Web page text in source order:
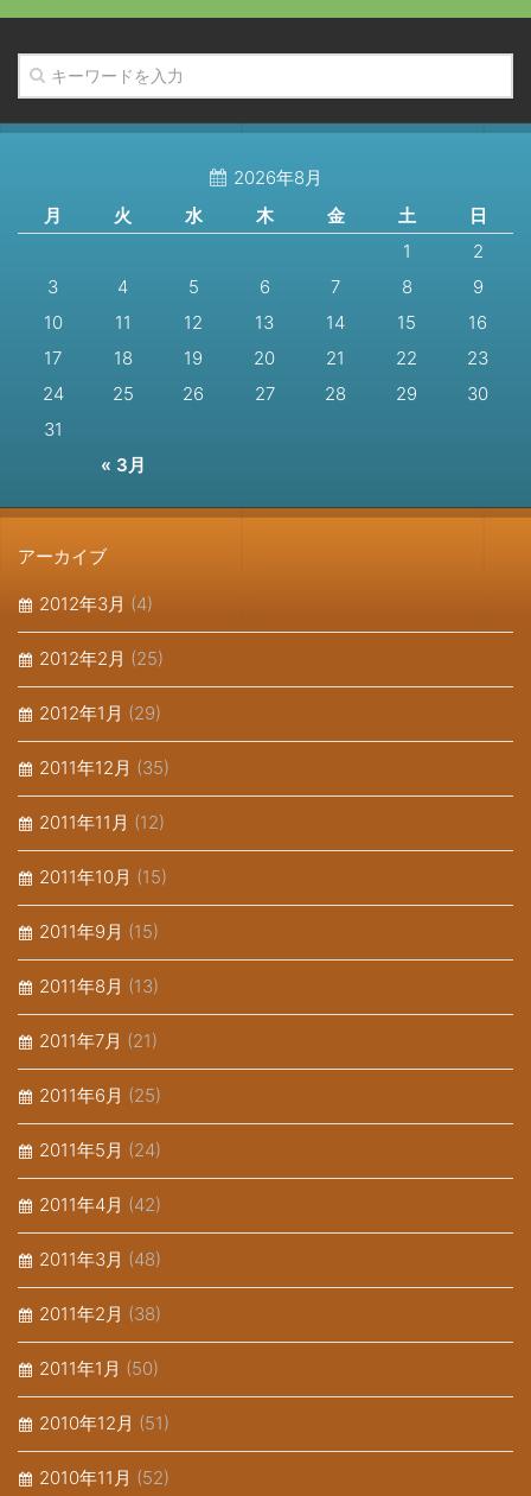
2026年8月
月
火 水 木 金 土 日
« 3月
1
2
3
4 5 6 7 8
9
10
11 12 13 14 15
16
17
18 19 20 21 22
23
24
25 26 27 28 29
30
31
アーカイブ
2012年3月 (4)
2012年2月 (25)
2012年1月 (29)
2011年12月 (35)
2011年11月 (12)
2011年10月 (15)
2011年9月 (15)
2011年8月 (13)
2011年7月 (21)
2011年6月 (25)
2011年5月 (24)
2011年4月 (42)
2011年3月 (48)
2011年2月 (38)
2011年1月 (50)
2010年12月 (51)
2010年11月 (52)